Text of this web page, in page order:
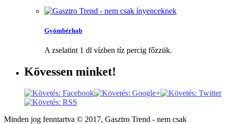
Gyömbérhab
A zselatint 1 dl vízben tíz percig főzzük.
Kövessen minket!
Minden jog fenntartva © 2017, Gasztro Trend - nem csak